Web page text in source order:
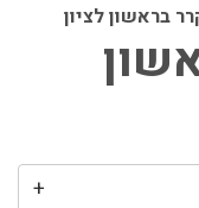
בראשון לציון
+